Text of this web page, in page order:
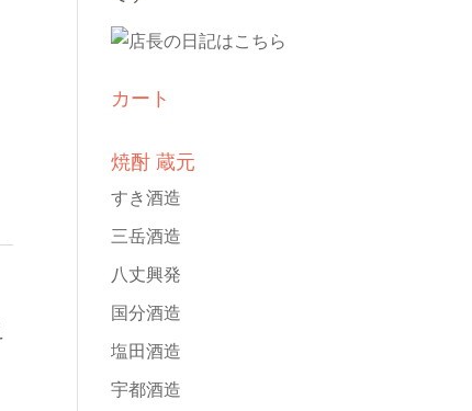
カート
焼酎 蔵元
すき酒造
三岳酒造
八丈興発
国分酒造
塩田酒造
宇都酒造